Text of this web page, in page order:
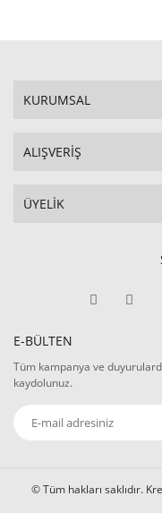
KURUMSAL
ALIŞVERİŞ
ÜYELİK
E-BÜLTEN
Tüm kampanya ve
kaydolunuz.
© Tüm hakları saklıdır.